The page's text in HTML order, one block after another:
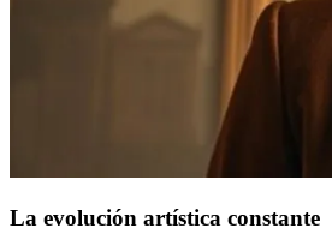
La evolución artística constante